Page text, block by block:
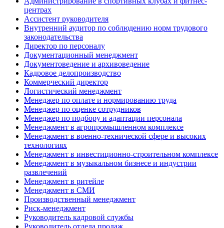
центрах
Ассистент руководителя
Внутренний аудитор по соблюдению норм трудового
законодательства
Директор по персоналу
Документационный менеджмент
Документоведение и архивоведение
Кадровое делопроизводство
Коммерческий директор
Логистический менеджмент
Менеджер по оплате и нормированию труда
Менеджер по оценке сотрудников
Менеджер по подбору и адаптации персонала
Менеджмент в агропромышленном комплексе
Менеджмент в военно-технической сфере и высоких
технологиях
Менеджмент в инвестиционно-строительном комплексе
Менеджмент в музыкальном бизнесе и индустрии
развлечений
Менеджмент в ритейле
Менеджмент в СМИ
Производственный менеджмент
Риск-менеджмент
Руководитель кадровой службы